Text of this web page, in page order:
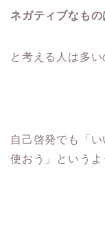
ネガティブなもの
と考える人は多
自己啓発でも「
使おう」というよ